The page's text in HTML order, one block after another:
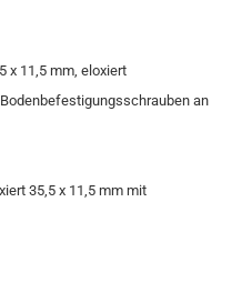
x 11,5 mm, eloxiert
an
35,5 x 11,5 mm mit